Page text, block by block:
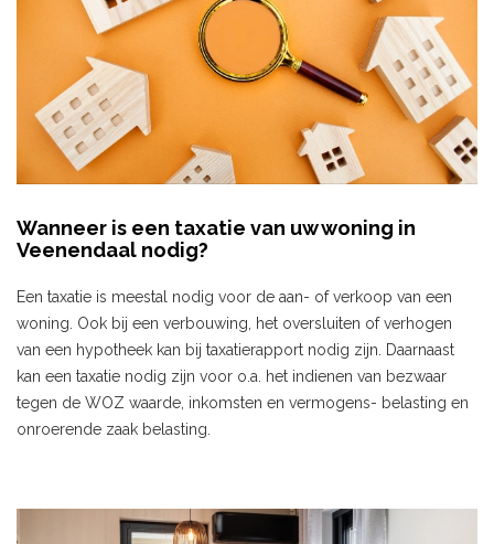
Wanneer is een taxatie van uw woning in
Veenendaal nodig?
Een taxatie is meestal nodig voor de aan- of verkoop van een
woning. Ook bij een verbouwing, het oversluiten of verhogen
van een hypotheek kan bij taxatierapport nodig zijn. Daarnaast
kan een taxatie nodig zijn voor o.a. het indienen van bezwaar
tegen de WOZ waarde, inkomsten en vermogens- belasting en
onroerende zaak belasting.